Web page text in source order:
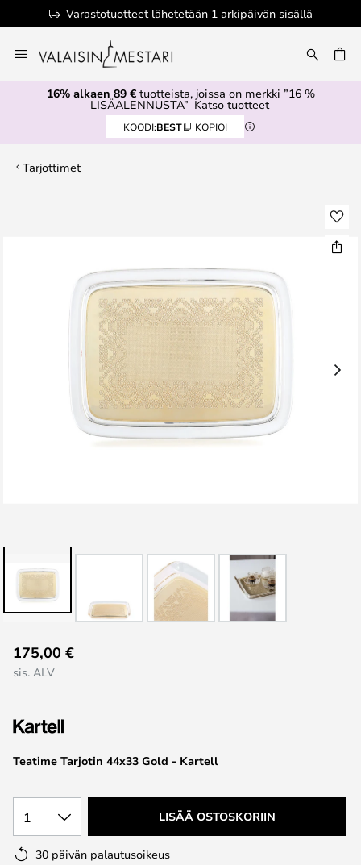
Varastotuotteet lähetetään 1 arkipäivän sisällä
to
Content
16% alkaen 89 €tuotteista, joissa on merkki ”16 %
LISÄALENNUSTA” Katso tuotteet
KOODI:BEST KOPIOI
Tarjottimet
to
the
of
the
images
Teatime Tarjotin 44x33 Gold - Kartell
175,00 €
sis. ALV
1 LISÄÄ OSTOSKORIIN
30 päivän palautusoikeus